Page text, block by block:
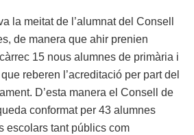
la meitat de l’alumnat del Consell
de manera que ahir prenien
15 nous alumnes de primària i
reberen l’acreditació per part del
D’esta manera el Consell de
conformat per 43 alumnes
escolars tant públics com